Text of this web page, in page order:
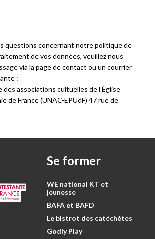
questions concernant notre politique de
de vos données, veuillez nous
via la page de contact ou un courrier
:
des associations cultuelles de l’Église
de France (UNAC-EPUdF) 47 rue de
Se former
WE national KT et
jeunesse
BAFA et BAFD
Le bistrot des catéchètes
Godly Play